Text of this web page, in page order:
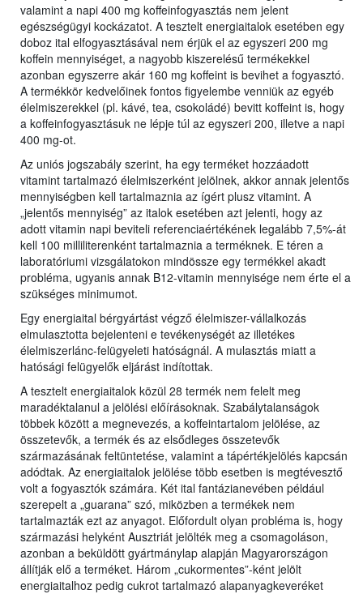
valamint a napi 400 mg koffeinfogyasztás nem jelent
egészségügyi kockázatot. A tesztelt energiaitalok esetében egy
doboz ital elfogyasztásával nem érjük el az egyszeri 200 mg
koffein mennyiséget, a nagyobb kiszerelésű termékekkel
azonban egyszerre akár 160 mg koffeint is bevihet a fogyasztó.
A termékkör kedvelőinek fontos figyelembe venniük az egyéb
élelmiszerekkel (pl. kávé, tea, csokoládé) bevitt koffeint is, hogy
a koffeinfogyasztásuk ne lépje túl az egyszeri 200, illetve a napi
400 mg-ot.
Az uniós jogszabály szerint, ha egy terméket hozzáadott
vitamint tartalmazó élelmiszerként jelölnek, akkor annak jelentős
mennyiségben kell tartalmaznia az ígért plusz vitamint. A
„jelentős mennyiség” az italok esetében azt jelenti, hogy az
adott vitamin napi beviteli referenciaértékének legalább 7,5%-át
kell 100 milliliterenként tartalmaznia a terméknek. E téren a
laboratóriumi vizsgálatokon mindössze egy termékkel akadt
probléma, ugyanis annak B12-vitamin mennyisége nem érte el a
szükséges minimumot.
Egy energiaital bérgyártást végző élelmiszer-vállalkozás
elmulasztotta bejelenteni e tevékenységét az illetékes
élelmiszerlánc-felügyeleti hatóságnál. A mulasztás miatt a
hatósági felügyelők eljárást indítottak.
A tesztelt energiaitalok közül 28 termék nem felelt meg
maradéktalanul a jelölési előírásoknak. Szabálytalanságok
többek között a megnevezés, a koffeintartalom jelölése, az
összetevők, a termék és az elsődleges összetevők
származásának feltüntetése, valamint a tápértékjelölés kapcsán
adódtak. Az energiaitalok jelölése több esetben is megtévesztő
volt a fogyasztók számára. Két ital fantázianevében például
szerepelt a „guarana” szó, miközben a termékek nem
tartalmazták ezt az anyagot. Előfordult olyan probléma is, hogy
származási helyként Ausztriát jelölték meg a csomagoláson,
azonban a beküldött gyártmánylap alapján Magyarországon
állítják elő a terméket. Három „cukormentes”-ként jelölt
energiaitalhoz pedig cukrot tartalmazó alapanyagkeveréket